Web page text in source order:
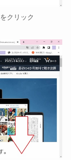
をクリック